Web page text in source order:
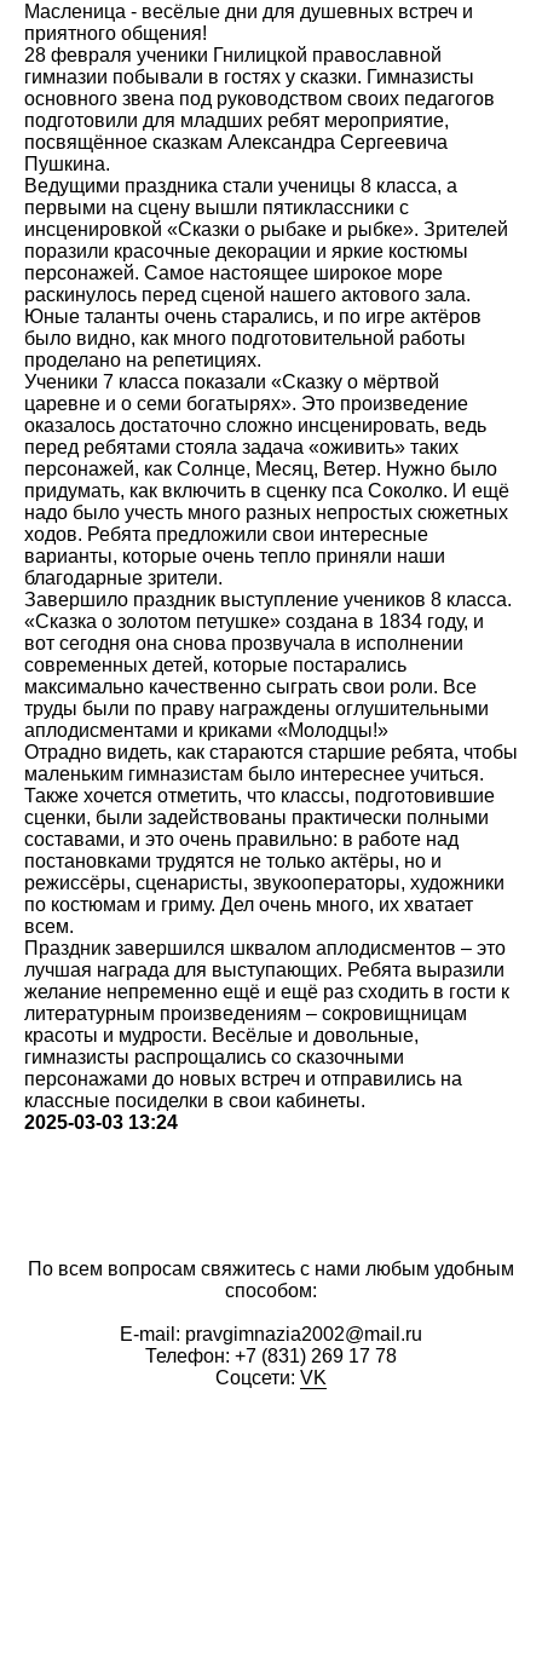
Масленица - весёлые дни для душевных встреч и
приятного общения!
28 февраля ученики Гнилицкой православной
гимназии побывали в гостях у сказки. Гимназисты
основного звена под руководством своих педагогов
подготовили для младших ребят мероприятие,
посвящённое сказкам Александра Сергеевича
Пушкина.
Ведущими праздника стали ученицы 8 класса, а
первыми на сцену вышли пятиклассники с
инсценировкой «Сказки о рыбаке и рыбке». Зрителей
поразили красочные декорации и яркие костюмы
персонажей. Самое настоящее широкое море
раскинулось перед сценой нашего актового зала.
Юные таланты очень старались, и по игре актёров
было видно, как много подготовительной работы
проделано на репетициях.
Ученики 7 класса показали «Сказку о мёртвой
царевне и о семи богатырях». Это произведение
оказалось достаточно сложно инсценировать, ведь
перед ребятами стояла задача «оживить» таких
персонажей, как Солнце, Месяц, Ветер. Нужно было
придумать, как включить в сценку пса Соколко. И ещё
надо было учесть много разных непростых сюжетных
ходов. Ребята предложили свои интересные
варианты, которые очень тепло приняли наши
благодарные зрители.
Завершило праздник выступление учеников 8 класса.
«Сказка о золотом петушке» создана в 1834 году, и
вот сегодня она снова прозвучала в исполнении
современных детей, которые постарались
максимально качественно сыграть свои роли. Все
труды были по праву награждены оглушительными
аплодисментами и криками «Молодцы!»
Отрадно видеть, как стараются старшие ребята, чтобы
маленьким гимназистам было интереснее учиться.
Также хочется отметить, что классы, подготовившие
сценки, были задействованы практически полными
составами, и это очень правильно: в работе над
постановками трудятся не только актёры, но и
режиссёры, сценаристы, звукооператоры, художники
по костюмам и гриму. Дел очень много, их хватает
всем.
Праздник завершился шквалом аплодисментов – это
лучшая награда для выступающих. Ребята выразили
желание непременно ещё и ещё раз сходить в гости к
литературным произведениям – сокровищницам
красоты и мудрости. Весёлые и довольные,
гимназисты распрощались со сказочными
персонажами до новых встреч и отправились на
классные посиделки в свои кабинеты.
2025-03-03 13:24
По всем вопросам свяжитесь с нами любым удобным
способом:
E-mail: pravgimnazia2002@mail.ru
Телефон: +7 (831) 269 17 78
Соцсети: VK